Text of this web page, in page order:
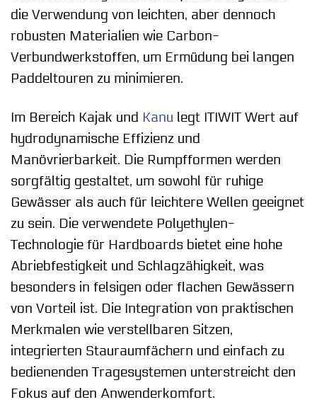
die Verwendung von leichten, aber dennoch
robusten Materialien wie Carbon-
Verbundwerkstoffen, um Ermüdung bei langen
Paddeltouren zu minimieren.
Im Bereich Kajak und Kanu legt ITIWIT Wert auf
hydrodynamische Effizienz und
Manövrierbarkeit. Die Rumpfformen werden
sorgfältig gestaltet, um sowohl für ruhige
Gewässer als auch für leichtere Wellen geeignet
zu sein. Die verwendete Polyethylen-
Technologie für Hardboards bietet eine hohe
Abriebfestigkeit und Schlagzähigkeit, was
besonders in felsigen oder flachen Gewässern
von Vorteil ist. Die Integration von praktischen
Merkmalen wie verstellbaren Sitzen,
integrierten Stauraumfächern und einfach zu
bedienenden Tragesystemen unterstreicht den
Fokus auf den Anwenderkomfort.